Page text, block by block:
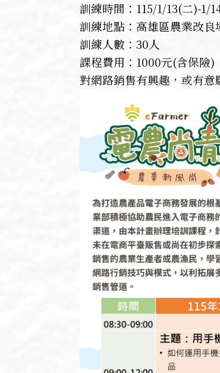
訓練時間：115/1/13(二)-1/
訓練地點：高雄區農業改
訓練人數：30人
課程費用：1000元(含保險)
對網路銷售有興趣，或有